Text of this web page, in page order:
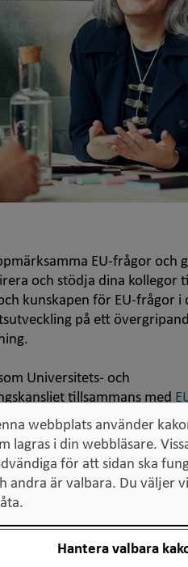
EU-frågor och
och stödja dina kollegor
kunskapen för EU-frågor i
på ett
Universitets- och
tillsammans med
kontor i Sverige
webbplats använder
lagras i din webbläsare.
för att sidan ska
andra är valbara. Du väljer
Hantera valbara